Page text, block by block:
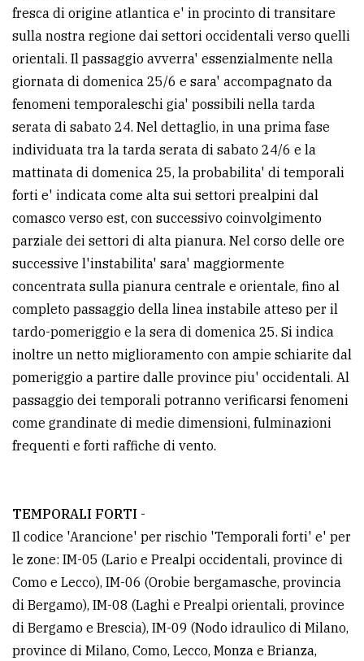
CERCA
Cerca
per
comune
Ricerca
avanzata
ALTRE
TESTATE
PRIVACY
Privacy
policy
fresca di origine atlantica e' in procinto di transitare
sulla nostra regione dai settori occidentali verso quelli
orientali. Il passaggio avverra' essenzialmente nella
giornata di domenica 25/6 e sara' accompagnato da
fenomeni temporaleschi gia' possibili nella tarda
serata di sabato 24. Nel dettaglio, in una prima fase
individuata tra la tarda serata di sabato 24/6 e la
mattinata di domenica 25, la probabilita' di temporali
forti e' indicata come alta sui settori prealpini dal
comasco verso est, con successivo coinvolgimento
parziale dei settori di alta pianura. Nel corso delle ore
successive l'instabilita' sara' maggiormente
concentrata sulla pianura centrale e orientale, fino al
completo passaggio della linea instabile atteso per il
tardo-pomeriggio e la sera di domenica 25. Si indica
inoltre un netto miglioramento con ampie schiarite dal
pomeriggio a partire dalle province piu' occidentali. Al
passaggio dei temporali potranno verificarsi fenomeni
come grandinate di medie dimensioni, fulminazioni
frequenti e forti raffiche di vento.
TEMPORALI FORTI -
Il codice 'Arancione' per rischio 'Temporali forti' e' per
le zone: IM-05 (Lario e Prealpi occidentali, province di
Como e Lecco), IM-06 (Orobie bergamasche, provincia
di Bergamo), IM-08 (Laghi e Prealpi orientali, province
di Bergamo e Brescia), IM-09 (Nodo idraulico di Milano,
province di Milano, Como, Lecco, Monza e Brianza,